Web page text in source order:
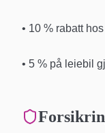
• 10 % rabatt
• 5 % på leiebil